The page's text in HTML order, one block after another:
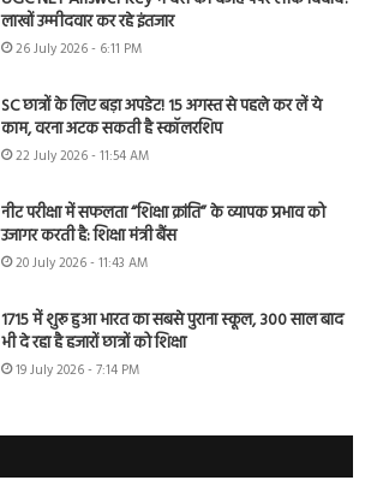
लाखों उम्मीदवार कर रहे इंतजार
26 July 2026 - 6:11 PM
SC छात्रों के लिए बड़ा अपडेट! 15 अगस्त से पहले कर लें ये
काम, वरना अटक सकती है स्कॉलरशिप
22 July 2026 - 11:54 AM
नीट परीक्षा में सफलता “शिक्षा क्रांति” के व्यापक प्रभाव को
उजागर करती है: शिक्षा मंत्री बैंस
20 July 2026 - 11:43 AM
1715 में शुरू हुआ भारत का सबसे पुराना स्कूल, 300 साल बाद
भी दे रहा है हजारों छात्रों को शिक्षा
19 July 2026 - 7:14 PM